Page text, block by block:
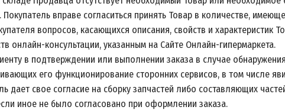
вправе согласиться принять Товар в количестве,
вопросов, касающихся описания, свойств и
онлайн-консультации, указанным на Сайте Онлайн-гипермаркета.
в подтверждении или выполнении заказа в случае
его функционирование сторонних сервисов, в том числе
дает свое согласие на сборку запчастей либо составляющих
иное не было согласовано при оформлении заказа.